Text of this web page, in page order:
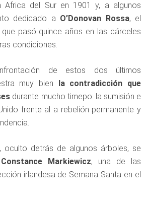
Africa del Sur en 1901 y, a algunos
dedicado a O’Donovan Rossa, el
pasó quince años en las cárceles
condiciones.
de estos dos últimos
muy bien la contradicción que
durante mucho timepo: la sumisión e
frente al a rebelión permanente y
oculto detrás de algunos árboles, se
Constance Markiewicz, una de las
irlandesa de Semana Santa en el